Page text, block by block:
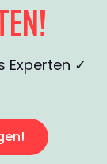
Experten ✓